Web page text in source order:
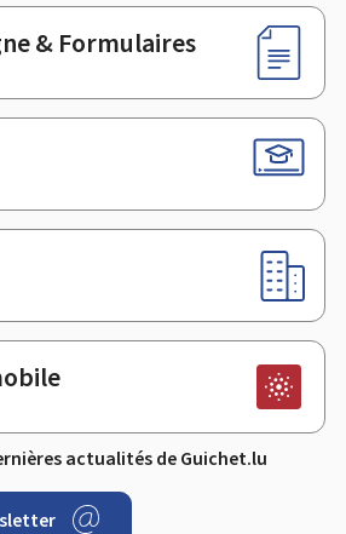
& Formulaires
actualités de Guichet.lu